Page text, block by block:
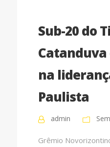
Sub-20 do
Catanduva
na
Paulista
admin
Grêmio